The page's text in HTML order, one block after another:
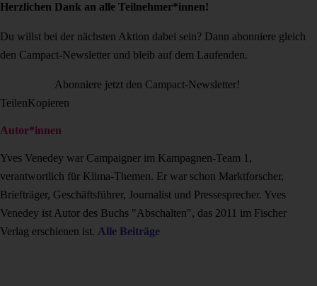
Herzlichen Dank an alle Teilnehmer*innen!
Du willst bei der nächsten Aktion dabei sein? Dann abonniere gleich
den Campact-Newsletter und bleib auf dem Laufenden.
Abonniere jetzt den Campact-Newsletter!
TeilenKopieren
Autor*innen
Yves Venedey war Campaigner im Kampagnen-Team 1,
verantwortlich für Klima-Themen. Er war schon Marktforscher,
Briefträger, Geschäftsführer, Journalist und Pressesprecher. Yves
Venedey ist Autor des Buchs "Abschalten", das 2011 im Fischer
Verlag erschienen ist. Alle Beiträge